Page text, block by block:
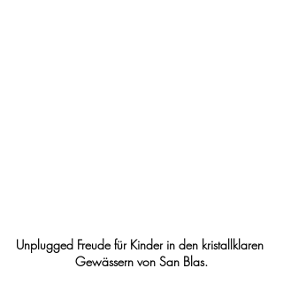
Unplugged Freude für Kinder in den kristallklaren
Gewässern von San Blas.